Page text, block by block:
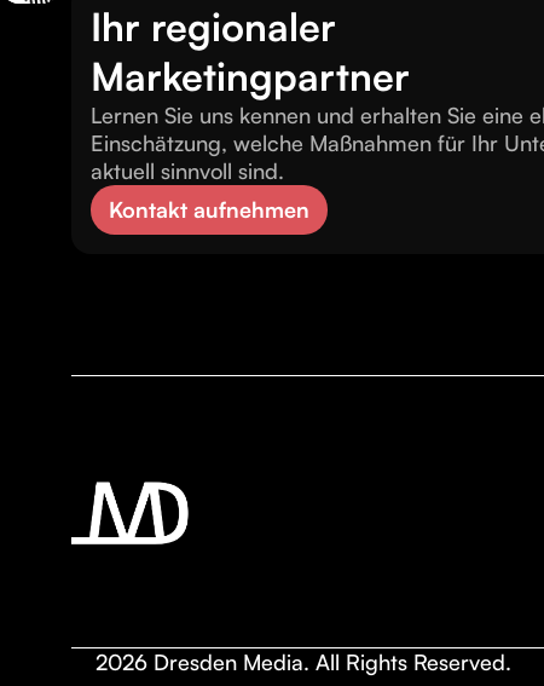
Ihr regionaler
Marketingpartner
Lernen Sie uns kennen und erhalten Sie eine
Einschätzung, welche Maßnahmen für Ihr
aktuell sinnvoll sind.
Kontakt aufnehmen
2026 Dresden Media. All Rights Reserved.